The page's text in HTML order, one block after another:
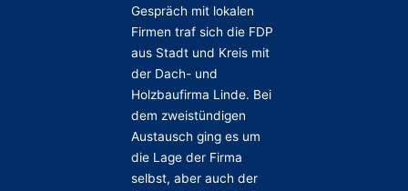
Gespräch mit lokalen
Firmen traf sich die FDP
aus Stadt und Kreis mit
der Dach- und
Holzbaufirma Linde. Bei
dem zweistündigen
Austausch ging es um
die Lage der Firma
selbst, aber auch der